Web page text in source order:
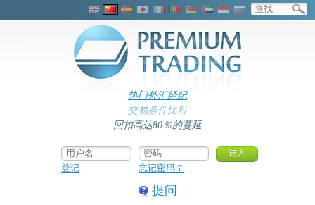
热门外汇经纪
交易条件比对
回扣高达80％的蔓延
登记 忘记密码？
提问